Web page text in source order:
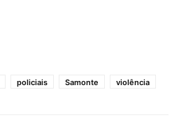
policiais Samonte violência